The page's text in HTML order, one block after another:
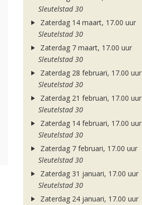
Sleutelstad 30
Zaterdag 14 maart, 17.00 uur
Sleutelstad 30
Zaterdag 7 maart, 17.00 uur
Sleutelstad 30
Zaterdag 28 februari, 17.00 uur
Sleutelstad 30
Zaterdag 21 februari, 17.00 uur
Sleutelstad 30
Zaterdag 14 februari, 17.00 uur
Sleutelstad 30
Zaterdag 7 februari, 17.00 uur
Sleutelstad 30
Zaterdag 31 januari, 17.00 uur
Sleutelstad 30
Zaterdag 24 januari, 17.00 uur